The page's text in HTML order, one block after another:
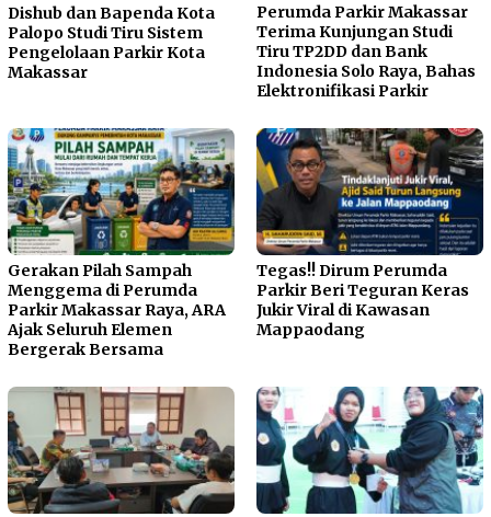
Dishub dan Bapenda Kota
Palopo Studi Tiru Sistem
Pengelolaan Parkir Kota
Makassar
Perumda Parkir Makassar
Terima Kunjungan Studi
Tiru TP2DD dan Bank
Indonesia Solo Raya, Bahas
Elektronifikasi Parkir
Gerakan Pilah Sampah
Menggema di Perumda
Parkir Makassar Raya, ARA
Ajak Seluruh Elemen
Bergerak Bersama
Tegas!! Dirum Perumda
Parkir Beri Teguran Keras
Jukir Viral di Kawasan
Mappaodang